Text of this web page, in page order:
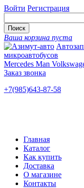
Войти Регистрация
Ваша корзина пуста
микроавтобусов
Mercedes Man
Заказ звонка
+7(985)643-87-58
Главная
Каталог
Как купить
Доставка
О магазине
Контакты